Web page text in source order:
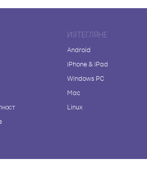
ИЗТЕГЛЯНЕ
Android
iPhone & iPad
Windows PC
Mac
Linux